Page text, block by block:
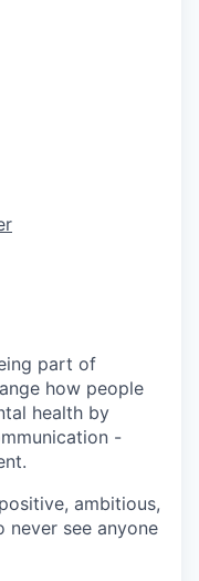
part of
how people
health by
-
ambitious,
never see anyone